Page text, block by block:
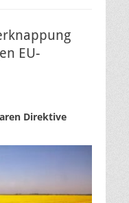
EU-
Direktive